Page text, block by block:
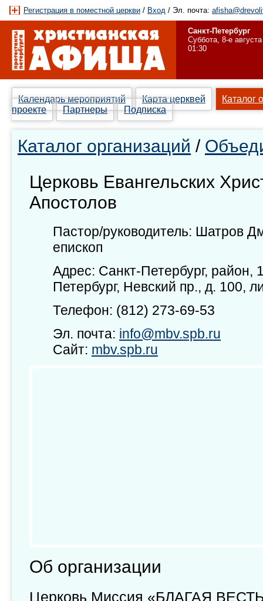
Регистрация в поместной церкви / Вход / Эл. почта:
Санкт-Петербург
Суббота, 8-е августа
01:30
Календарь мероприятий Карта церквей
Каталог
проекте
Партнеры Подписка
Каталог организаций /
Церковь Евангельских
Апостолов
Пастор/руководитель: Шатров
епископ
Адрес: Санкт-Петербург, район,
Петербург, Невский пр., д. 100,
Телефон: (812) 273-69-53
Эл. почта: info@mbv.spb.ru
Сайт: mbv.spb.ru
Об организации
Церковь Миссия «БЛАГАЯ